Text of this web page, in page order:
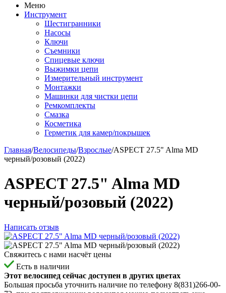
Меню
Инструмент
Шестигранники
Насосы
Ключи
Съемники
Спицевые ключи
Выжимки цепи
Измерительный инструмент
Монтажки
Машинки для чистки цепи
Ремкомплекты
Смазка
Косметика
Герметик для камер/покрышек
Главная/Велосипеды/Взрослые/ASPECT 27.5" Alma MD
черный/розовый (2022)
ASPECT 27.5" Alma MD
черный/розовый (2022)
Написать отзыв
Свяжитесь с нами насчёт цены
Есть в наличии
Этот велосипед сейчас доступен в других цветах
Большая просьба уточнить наличие по телефону 8(831)266-00-